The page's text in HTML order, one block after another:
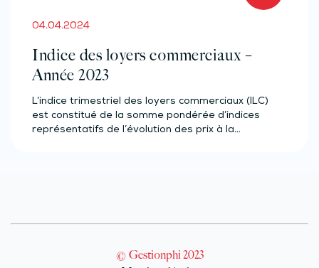
04.04.2024
Indice des loyers commerciaux –
Année 2023
L’indice trimestriel des loyers commerciaux (ILC)
est constitué de la somme pondérée d’indices
représentatifs de l’évolution des prix à la…
© Gestionphi 2023